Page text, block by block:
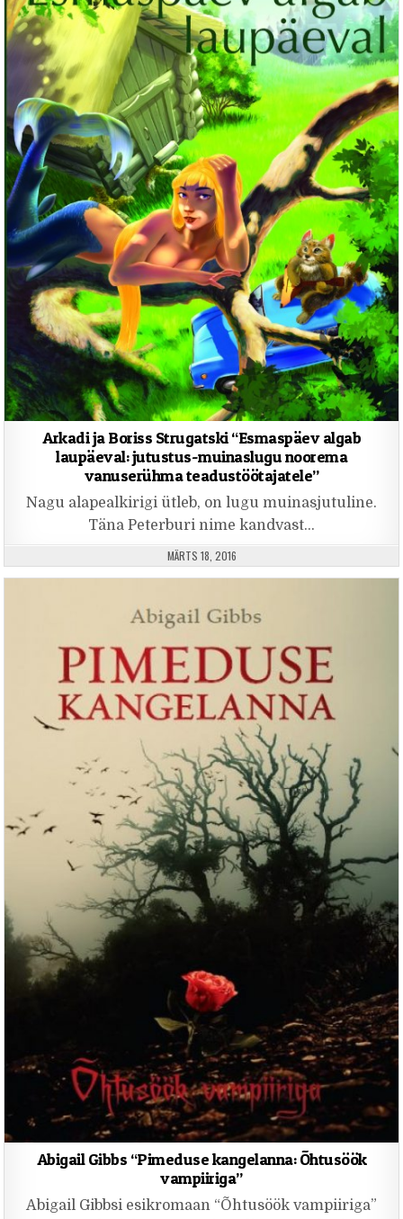
Arkadi ja Boriss Strugatski “Esmaspäev algab
laupäeval: jutustus-muinaslugu noorema
vanuserühma teadustöötajatele”
Nagu alapealkirigi ütleb, on lugu muinasjutuline.
Täna Peterburi nime kandvast…
PUBLISHED DATE:
MÄRTS 18, 2016
Abigail Gibbs “Pimeduse kangelanna: Õhtusöök
vampiiriga”
Abigail Gibbsi esikromaan “Õhtusöök vampiiriga”